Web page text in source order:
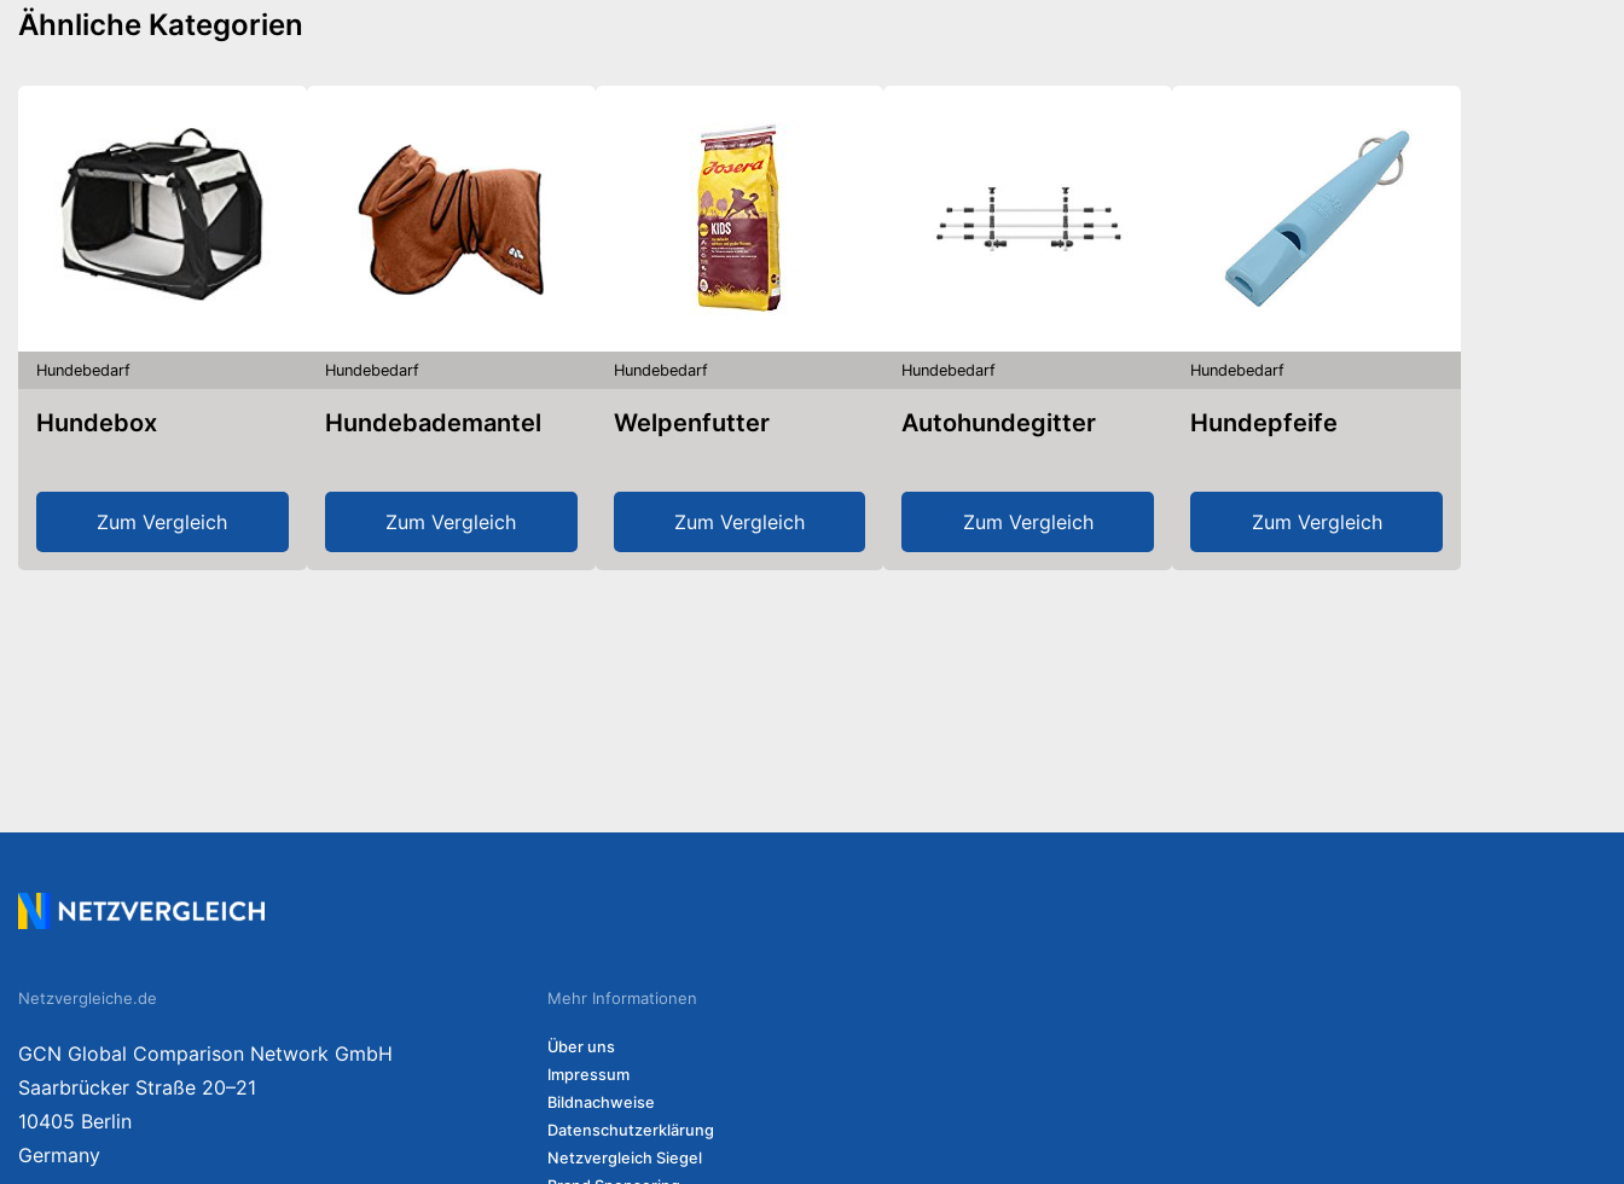
Ähnliche Kategorien
Hundebedarf
Hundebox
Zum Vergleich
Hundebedarf
Hundebademantel
Zum Vergleich
Hundebedarf
Welpenfutter
Zum Vergleich
Hundebedarf
Autohundegitter
Zum Vergleich
Hundebedarf
Hundepfeife
Zum Vergleich
Netzvergleiche.de
GCN Global Comparison Network GmbH
Saarbrücker Straße 20–21
10405 Berlin
Germany
Mehr Informationen
Über uns
Impressum
Bildnachweise
Datenschutzerklärung
Netzvergleich Siegel